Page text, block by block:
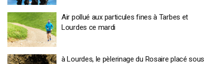
Air pollué aux particules fines à Tarbes et
Lourdes ce mardi
à Lourdes, le pèlerinage du Rosaire placé sous